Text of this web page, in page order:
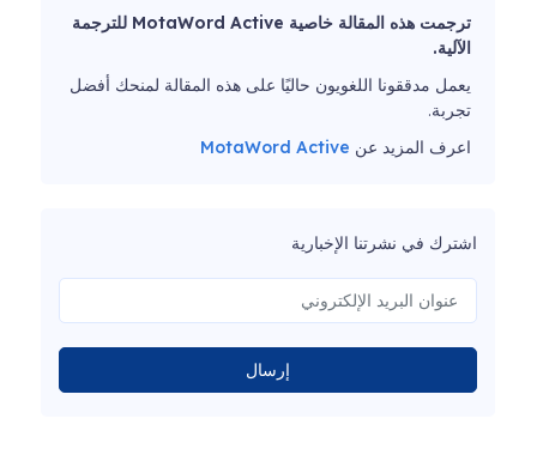
ترجمت هذه المقالة خاصية MotaWord Active للترجمة
الآلية.
يعمل مدققونا اللغويون حاليًا على هذه المقالة لمنحك أفضل
تجربة.
اعرف المزيد عن MotaWord Active
اشترك في نشرتنا الإخبارية
إرسال